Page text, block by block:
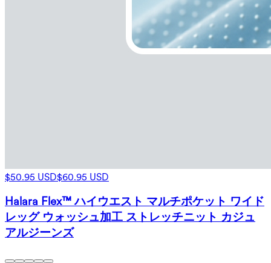
$50.95 USD$60.95 USD
Halara Flex™ ハイウエスト マルチポケット ワイド
レッグ ウォッシュ加工 ストレッチニット カジュ
アルジーンズ